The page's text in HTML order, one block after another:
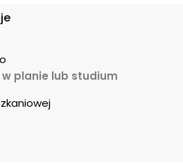
w planie lub studium